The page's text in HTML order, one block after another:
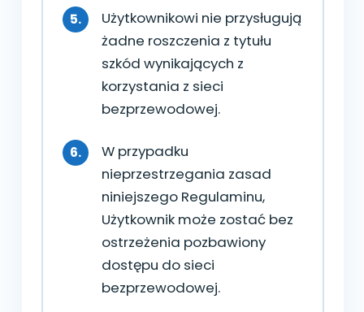
Użytkownikowi nie przysługują
żadne roszczenia z tytułu
szkód wynikających z
korzystania z sieci
bezprzewodowej.
W przypadku
nieprzestrzegania zasad
niniejszego Regulaminu,
Użytkownik może zostać bez
ostrzeżenia pozbawiony
dostępu do sieci
bezprzewodowej.